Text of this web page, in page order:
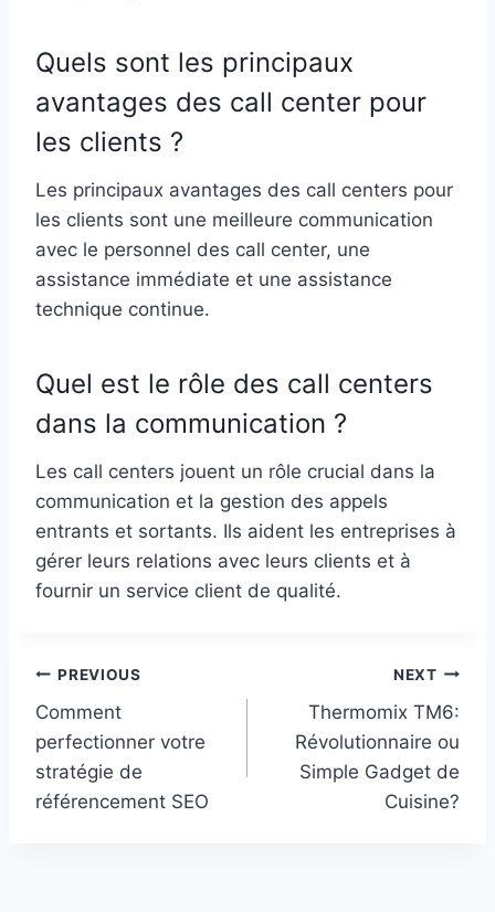
Quels sont les principaux
avantages des call center pour
les clients ?
Les principaux avantages des call centers pour
les clients sont une meilleure communication
avec le personnel des call center, une
assistance immédiate et une assistance
technique continue.
Quel est le rôle des call centers
dans la communication ?
Les call centers jouent un rôle crucial dans la
communication et la gestion des appels
entrants et sortants. Ils aident les entreprises à
gérer leurs relations avec leurs clients et à
fournir un service client de qualité.
Post
navigation
PREVIOUS
Comment
perfectionner votre
stratégie de
référencement SEO
NEXT
Thermomix TM6:
Révolutionnaire ou
Simple Gadget de
Cuisine?